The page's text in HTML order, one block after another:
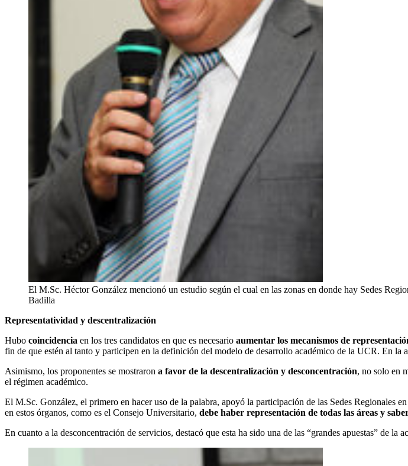
El M.Sc. Héctor González mencionó un estudio según el cual en las zonas en donde hay Sedes
Badilla
Representatividad y descentralización
Hubo coincidencia en los tres candidatos en que es necesario aumentar los mecanismos de
fin de que estén al tanto y participen en la definición del modelo de desarrollo académico de la UCR. En la
Asimismo, los proponentes se mostraron a favor de la descentralización y desconcentración, no solo en
el régimen académico.
El M.Sc. González, el primero en hacer uso de la palabra, apoyó la participación de las Sedes Regionales
en estos órganos, como es el Consejo Universitario, debe haber representación de todas las áreas y
En cuanto a la desconcentración de servicios, destacó que esta ha sido una de las “grandes apuestas” de la